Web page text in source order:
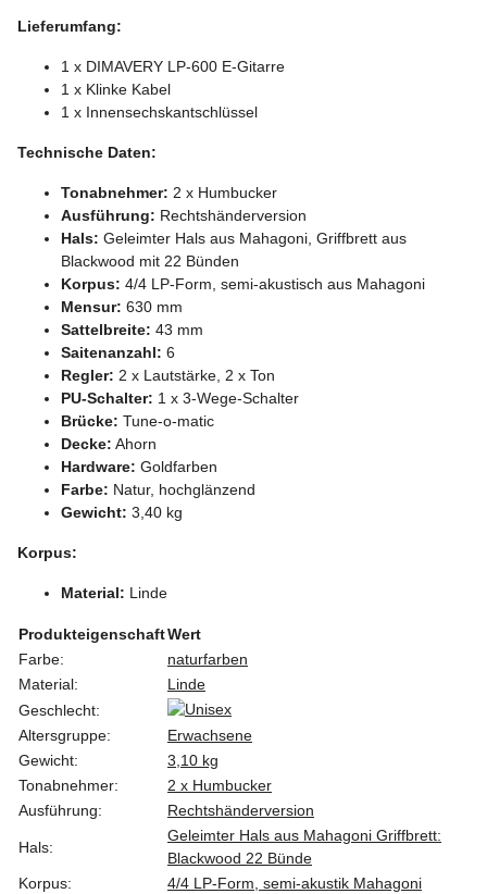
Lieferumfang:
1 x DIMAVERY LP-600 E-Gitarre
1 x Klinke Kabel
1 x Innensechskantschlüssel
Technische Daten:
Tonabnehmer: 2 x Humbucker
Ausführung: Rechtshänderversion
Hals: Geleimter Hals aus Mahagoni, Griffbrett aus
Blackwood mit 22 Bünden
Korpus: 4/4 LP-Form, semi-akustisch aus Mahagoni
Mensur: 630 mm
Sattelbreite: 43 mm
Saitenanzahl: 6
Regler: 2 x Lautstärke, 2 x Ton
PU-Schalter: 1 x 3-Wege-Schalter
Brücke: Tune-o-matic
Decke: Ahorn
Hardware: Goldfarben
Farbe: Natur, hochglänzend
Gewicht: 3,40 kg
Korpus:
Material: Linde
ProdukteigenschaftWert
Farbe:
naturfarben
Material:
Linde
Geschlecht:
Altersgruppe:
Erwachsene
Gewicht:
3,10 kg
Tonabnehmer:
2 x Humbucker
Ausführung:
Rechtshänderversion
Hals:
Geleimter Hals aus Mahagoni Griffbrett:
Blackwood 22 Bünde
Korpus:
4/4 LP-Form, semi-akustik Mahagoni